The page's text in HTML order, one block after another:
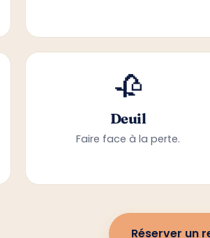
🥀
Deuil
Faire face à la perte.
Réserver un